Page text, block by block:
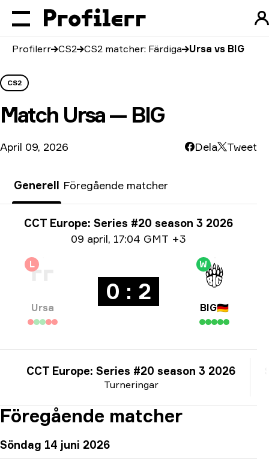
Profilerr CS2 CS2 matcher: Färdiga Ursa vs BIG
CS2
Match Ursa — BIG
April 09, 2026 Dela Tweet
Generell Föregående matcher
Turneringsinfo
CCT Europe: Series #20 season 3 2026
09 april, 17:04 GMT +3
L
Ursa
0 : 2
W
BIG🇩🇪
Turneringar
CCT Europe: Series #20 season 3 2026
Föregående matcher
Söndag 14 juni 2026